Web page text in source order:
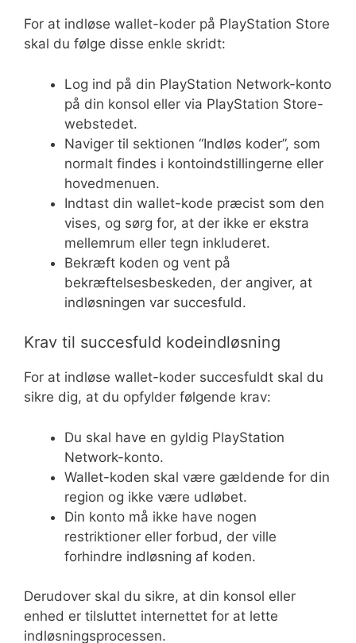
For at indløse wallet-koder på PlayStation Store
skal du følge disse enkle skridt:
Log ind på din PlayStation Network-konto
på din konsol eller via PlayStation Store-
webstedet.
Naviger til sektionen “Indløs koder”, som
normalt findes i kontoindstillingerne eller
hovedmenuen.
Indtast din wallet-kode præcist som den
vises, og sørg for, at der ikke er ekstra
mellemrum eller tegn inkluderet.
Bekræft koden og vent på
bekræftelsesbeskeden, der angiver, at
indløsningen var succesfuld.
Krav til succesfuld kodeindløsning
For at indløse wallet-koder succesfuldt skal du
sikre dig, at du opfylder følgende krav:
Du skal have en gyldig PlayStation
Network-konto.
Wallet-koden skal være gældende for din
region og ikke være udløbet.
Din konto må ikke have nogen
restriktioner eller forbud, der ville
forhindre indløsning af koden.
Derudover skal du sikre, at din konsol eller
enhed er tilsluttet internettet for at lette
indløsningsprocessen.